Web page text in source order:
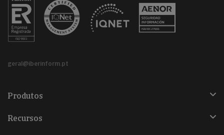
geral@iberinform.pt
Produtos
Recursos